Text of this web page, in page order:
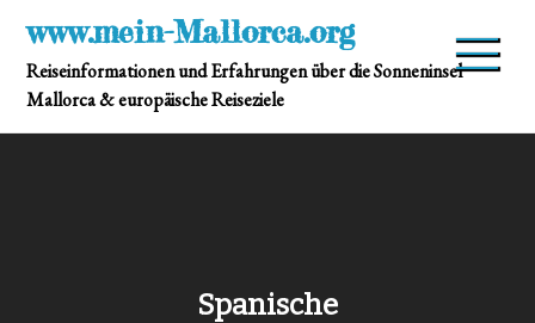
content
www.mein-Mallorca.org
Reiseinformationen und Erfahrungen über die Sonneninsel
Mallorca & europäische Reiseziele
Spanische